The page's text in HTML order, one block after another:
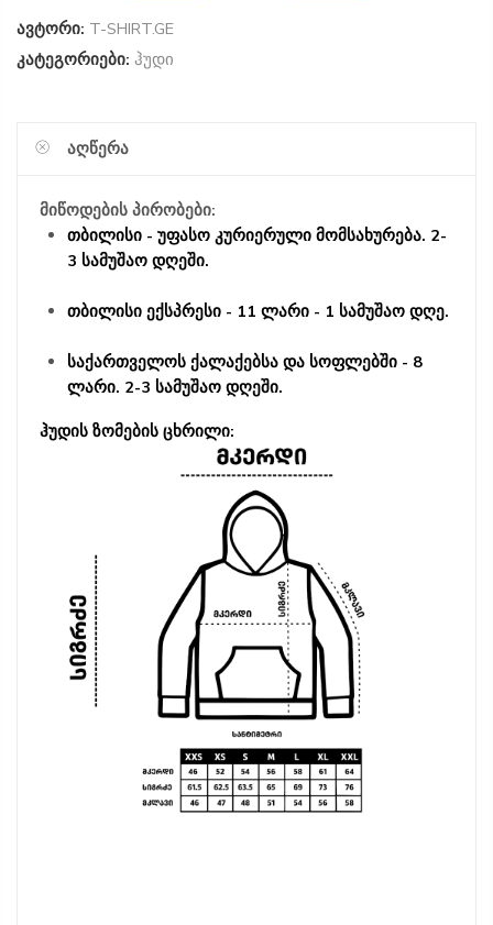
ავტორი: T-SHIRT.GE
კატეგორიები: ჰუდი
ᲐᲦᲬᲔᲠᲐ
მიწოდების პირობები:
თბილისი - უფასო კურიერული მომსახურება. 2-
3 სამუშაო დღეში.
თბილისი ექსპრესი - 11 ლარი - 1 სამუშაო დღე.
საქართველოს ქალაქებსა და სოფლებში - 8
ლარი. 2-3 სამუშაო დღეში.
ჰუდის ზომების ცხრილი: